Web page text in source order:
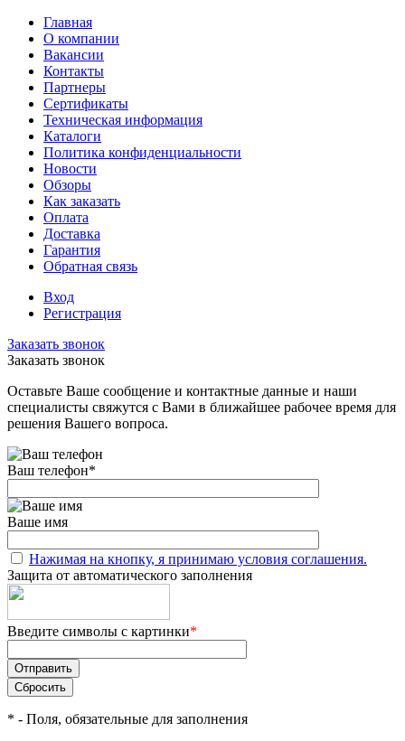
Главная
О компании
Вакансии
Контакты
Партнеры
Сертификаты
Техническая информация
Каталоги
Политика конфиденциальности
Новости
Обзоры
Как заказать
Оплата
Доставка
Гарантия
Обратная связь
Вход
Регистрация
Заказать звонок
Заказать звонок
Оставьте Ваше сообщение и контактные данные и наши
специалисты свяжутся с Вами в ближайшее рабочее время для
решения Вашего вопроса.
Ваш телефон*
Ваше имя
Нажимая на кнопку, я принимаю условия соглашения.
Защита от автоматического заполнения
Введите символы с картинки*
* - Поля, обязательные для заполнения